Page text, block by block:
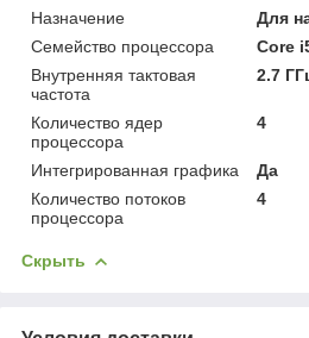
Назначение
Для
Семейство процессора
Core
Внутренняя тактовая
частота
2.7
Количество ядер
процессора
4
Интегрированная графика
Да
Количество потоков
процессора
4
Скрыть